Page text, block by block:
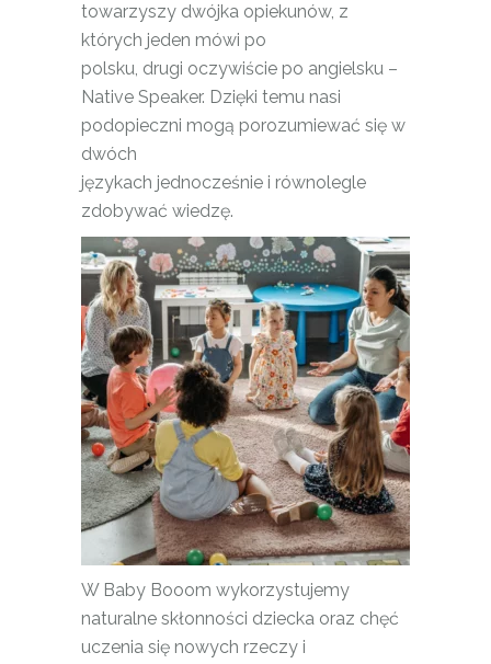
towarzyszy dwójka opiekunów, z
których jeden mówi po
polsku, drugi oczywiście po angielsku –
Native Speaker. Dzięki temu nasi
podopieczni mogą porozumiewać się w
dwóch
językach jednocześnie i równolegle
zdobywać wiedzę.
W Baby Booom wykorzystujemy
naturalne skłonności dziecka oraz chęć
uczenia się nowych rzeczy i